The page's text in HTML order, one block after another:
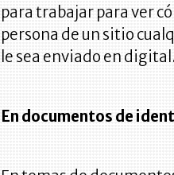
para trabajar para ver
persona de un sitio
le sea enviado en digital.
En documentos de